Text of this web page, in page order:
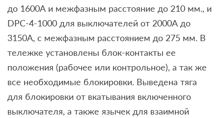
до 1600А и межфазным расстояние до 210 мм., и
DPC-4-1000 для выключателей от 2000А до
3150А, с межфазным расстоянием до 275 мм. В
тележке установлены блок-контакты ее
положения (рабочее или контрольное), а так же
все необходимые блокировки. Выведена тяга
для блокировки от вкатывания включенного
выключателя, а также язычек для взаимной